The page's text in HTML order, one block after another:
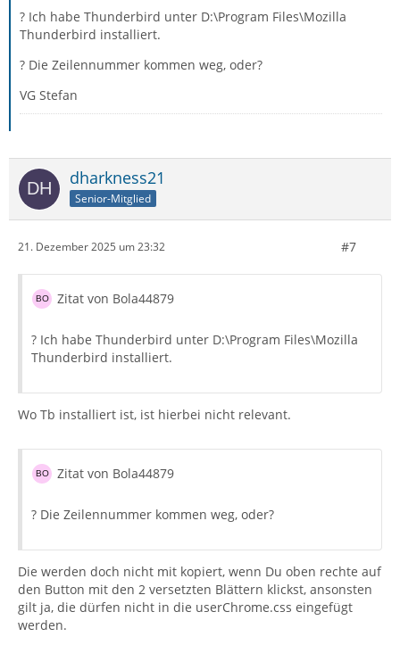
? Ich habe Thunderbird unter D:\Program Files\Mozilla
Thunderbird installiert.
? Die Zeilennummer kommen weg, oder?
VG Stefan
dharkness21
Senior-Mitglied
21. Dezember 2025 um 23:32 #7
Zitat von Bola44879
? Ich habe Thunderbird unter D:\Program Files\Mozilla
Thunderbird installiert.
Wo Tb installiert ist, ist hierbei nicht relevant.
Zitat von Bola44879
? Die Zeilennummer kommen weg, oder?
Die werden doch nicht mit kopiert, wenn Du oben rechte auf
den Button mit den 2 versetzten Blättern klickst, ansonsten
gilt ja, die dürfen nicht in die userChrome.css eingefügt
werden.